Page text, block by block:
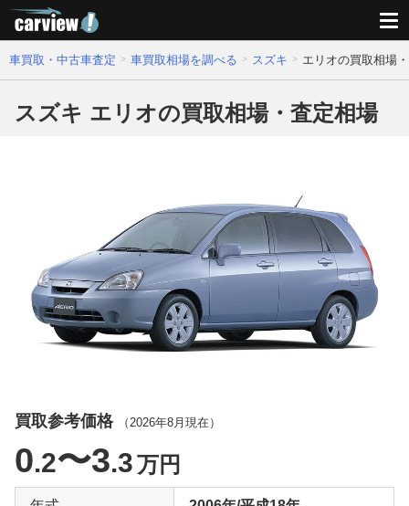
車買取・中古車査定 車買取相場を調べる スズキ エリオの買取相場
スズキ エリオの買取相場・査定相場
買取参考価格 （ 2026年8月 現在）
0.2〜3.3万円